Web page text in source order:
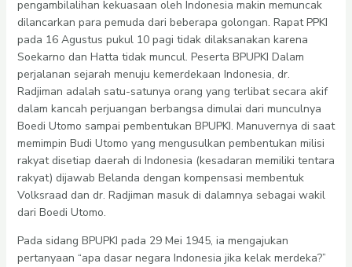
pengambilalihan kekuasaan oleh Indonesia makin memuncak
dilancarkan para pemuda dari beberapa golongan. Rapat PPKI
pada 16 Agustus pukul 10 pagi tidak dilaksanakan karena
Soekarno dan Hatta tidak muncul. Peserta BPUPKI Dalam
perjalanan sejarah menuju kemerdekaan Indonesia, dr.
Radjiman adalah satu-satunya orang yang terlibat secara akif
dalam kancah perjuangan berbangsa dimulai dari munculnya
Boedi Utomo sampai pembentukan BPUPKI. Manuvernya di saat
memimpin Budi Utomo yang mengusulkan pembentukan milisi
rakyat disetiap daerah di Indonesia (kesadaran memiliki tentara
rakyat) dijawab Belanda dengan kompensasi membentuk
Volksraad dan dr. Radjiman masuk di dalamnya sebagai wakil
dari Boedi Utomo.
Pada sidang BPUPKI pada 29 Mei 1945, ia mengajukan
pertanyaan “apa dasar negara Indonesia jika kelak merdeka?”